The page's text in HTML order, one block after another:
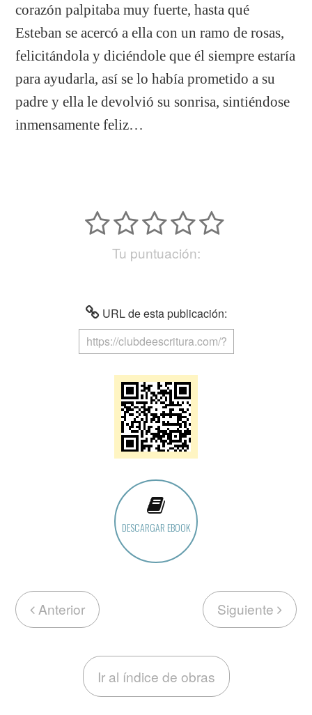
corazón palpitaba muy fuerte, hasta qué
Esteban se acercó a ella con un ramo de rosas,
felicitándola y diciéndole que él siempre estaría
para ayudarla, así se lo había prometido a su
padre y ella le devolvió su sonrisa, sintiéndose
inmensamente feliz…
Tu puntuación:
URL de esta publicación:
DESCARGAR EBOOK
Anterior Siguiente
Ir al índice de obras